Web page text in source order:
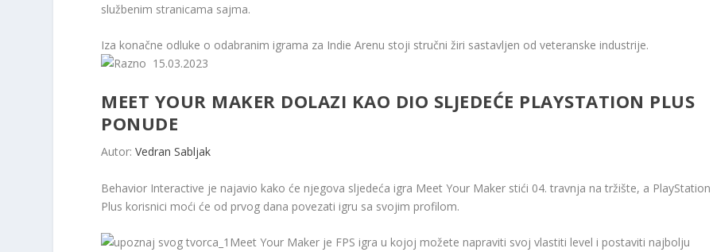
službenim stranicama sajma.
Iza konačne odluke o odabranim igrama za Indie Arenu stoji stručni žiri sastavljen od veteranske industrije.
15.03.2023
MEET YOUR MAKER DOLAZI KAO DIO SLJEDEĆE PLAYSTATION PLUS
PONUDE
Autor:Vedran Sabljak
Behavior Interactive je najavio kako će njegova sljedeća igra Meet Your Maker stići 04. travnja na tržište, a PlayStation
Plus korisnici moći će od prvog dana povezati igru ​​sa svojim profilom.
Meet Your Maker je FPS igra u kojoj možete napraviti svoj vlastiti level i postaviti najbolju